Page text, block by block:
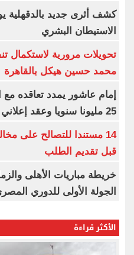
كشف أثرى جديد بالدقهلية
الاستيطان البشري
تحويلات مرورية لاستكمال
محمد حسين هيكل بالقاهرة
25 مليونا سنويا وعقد إعلاني
14 مستندا للتصالح على
قبل تقديم الطلب
خريطة مباريات الأهلى
الجولة الأولى للدوري
الأكثر قراءة